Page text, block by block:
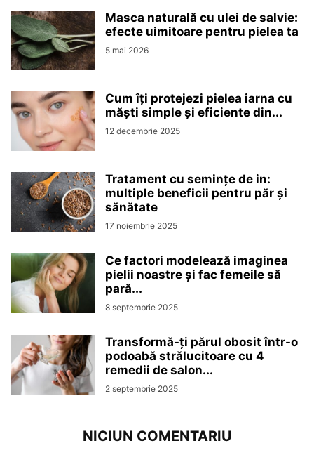
Masca naturală cu ulei de salvie:
efecte uimitoare pentru pielea ta
5 mai 2026
Cum îți protejezi pielea iarna cu
măști simple și eficiente din...
12 decembrie 2025
Tratament cu semințe de in:
multiple beneficii pentru păr și
sănătate
17 noiembrie 2025
Ce factori modelează imaginea
pielii noastre și fac femeile să
pară...
8 septembrie 2025
Transformă-ți părul obosit într-o
podoabă strălucitoare cu 4
remedii de salon...
2 septembrie 2025
NICIUN COMENTARIU